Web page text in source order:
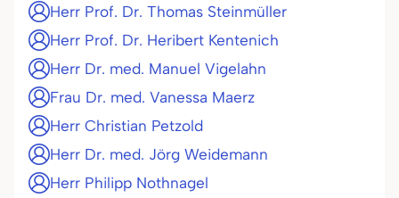
Herr Prof. Dr. Thomas Steinmüller
Herr Prof. Dr. Heribert Kentenich
Herr Dr. med. Manuel Vigelahn
Frau Dr. med. Vanessa Maerz
Herr Christian Petzold
Herr Dr. med. Jörg Weidemann
Herr Philipp Nothnagel